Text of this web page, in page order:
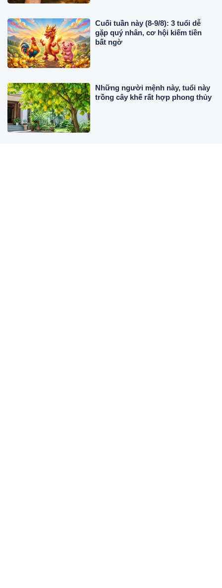
Cuối tuần này (8-9/8): 3 tuổi dễ
gặp quý nhân, cơ hội kiếm tiền
bất ngờ
Những người mệnh này, tuổi này
trồng cây khế rất hợp phong thủy